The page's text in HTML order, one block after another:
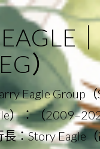
）
Eagle Group（
）：（
：Story Eagle（